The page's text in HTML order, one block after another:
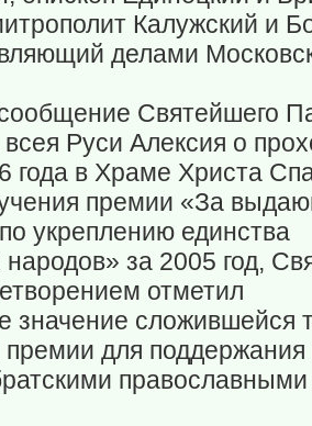
Калужский и
делами
Святейшего
всея Руси Алексия о
года в Храме Христа
премии «За
укреплению единства
народов» за 2005 год,
отметил
значение сложившейся
премии для
православными